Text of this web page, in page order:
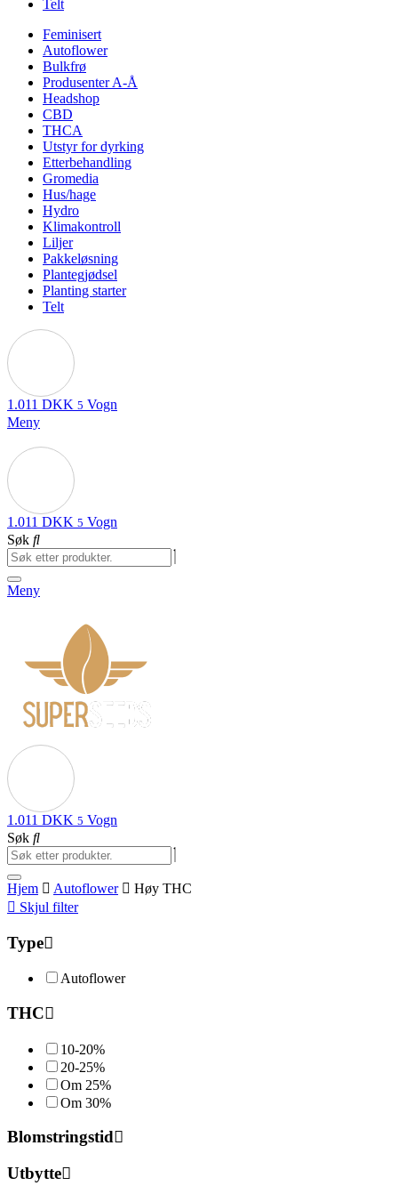
Telt
Feminisert
Autoflower
Bulkfrø
Produsenter A-Å
Headshop
CBD
THCA
Utstyr for dyrking
Etterbehandling
Gromedia
Hus/hage
Hydro
Klimakontroll
Liljer
Pakkeløsning
Plantegjødsel
Planting starter
Telt
1.011 DKK 5 Vogn
Meny
1.011 DKK 5 Vogn
Søk
Meny
1.011 DKK 5 Vogn
Søk
Hjem Autoflower
Høy THC
Skjul filter
Type
Autoflower
THC
10-20%
20-25%
Om 25%
Om 30%
Blomstringstid
Utbytte